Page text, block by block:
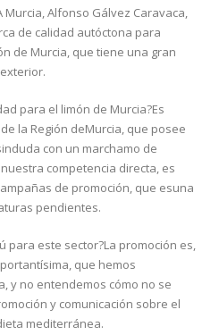
Murcia, Alfonso Gálvez Caravaca,
de calidad autóctona para
de Murcia, que tiene una gran
para el limón de Murcia?Es
la Región deMurcia, que posee
con un marchamo de
competencia directa, es
de promoción, que esuna
pendientes.
para este sector?La promoción es,
que hemos
y no entendemos cómo no se
y comunicación sobre el
mediterránea.